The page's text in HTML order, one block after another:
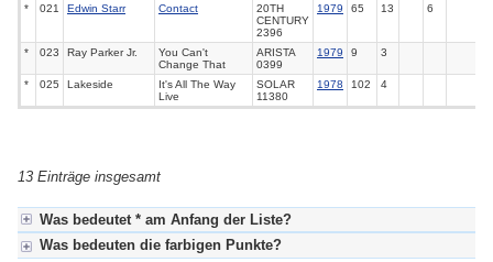
* 021 Edwin Starr Contact
20TH
CENTURY
2396
1979 65 13 6
* 023 Ray Parker Jr.
You Can't
Change That
ARISTA
0399
1979 9 3
* 025 Lakeside
It's All The Way
Live
SOLAR
11380
1978 102 4
13 Einträge insgesamt
Was bedeutet * am Anfang der Liste?
* heißt in diesem Fall, dass die Songstory bereits fertig gestellt ist.
Was bedeuten die farbigen Punkte?